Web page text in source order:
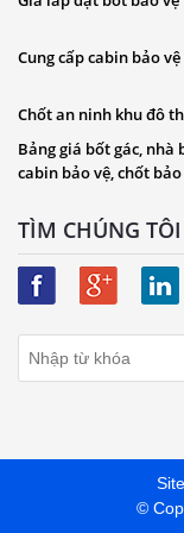
Cung cấp cabin bảo
Chốt an ninh khu đô
Bảng giá bốt gác, nhà
cabin bảo vệ, chốt bảo
TÌM CHÚNG TÔI
©